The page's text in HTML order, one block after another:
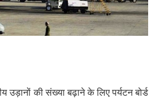
उड़ानों की संख्या बढ़ाने के लिए पर्यटन बोर्ड